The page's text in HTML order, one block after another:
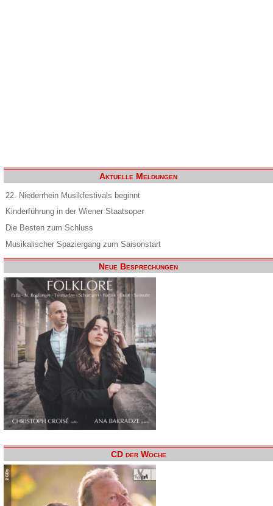
Aktuelle Meldungen
22. Niederrhein Musikfestivals beginnt
Kinderführung in der Wiener Staatsoper
Die Besten zum Schluss
Musikalischer Spaziergang zum Saisonstart
Neue Besprechungen
CD der Woche